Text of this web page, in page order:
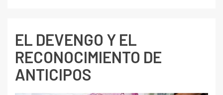
EL DEVENGO Y EL
RECONOCIMIENTO DE
ANTICIPOS